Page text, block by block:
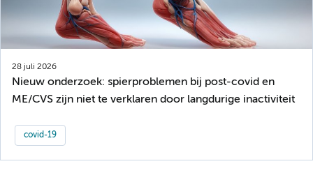
28 juli 2026
Nieuw onderzoek: spierproblemen bij post-covid en
ME/CVS zijn niet te verklaren door langdurige inactiviteit
covid-19